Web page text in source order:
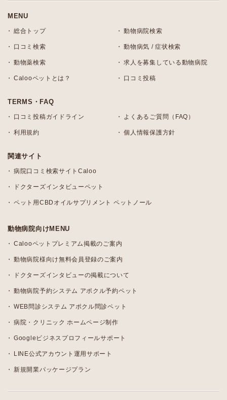
MENU
総合トップ 動物病院検索
口コミ検索 動物病気 / 症状検索
動物薬検索 求人を募集している動物病院
Calooペットとは？ 口コミ投稿
TERMS・FAQ
口コミ投稿ガイドライン よくあるご質問（FAQ）
利用規約 個人情報保護方針
関連サイト
病院口コミ検索サイトCaloo
ドクターズインタビューペット
ペット用CBDオイルサプリメント ペットノール
動物病院向けMENU
Calooペットプレミアム掲載のご案内
動物病院様向け無料会員登録のご案内
ドクターズインタビューの掲載について
動物病院予約システム アポクル予約ペット
WEB問診システム アポクル問診ペット
病院・クリニック ホームページ制作
Googleビジネスプロフィールサポート
LINE公式アカウント運用サポート
新規開業パッケージプラン